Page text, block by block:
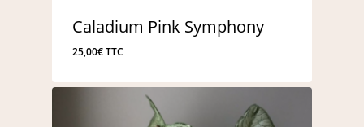
Caladium Pink Symphony
25,00€TTC